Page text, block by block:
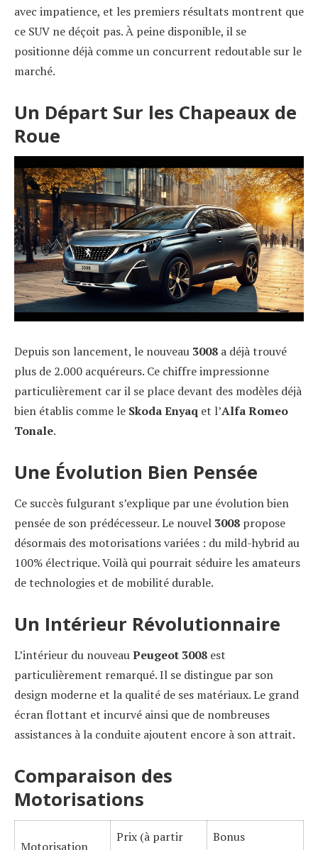
avec impatience, et les premiers résultats montrent que
ce SUV ne déçoit pas. À peine disponible, il se
positionne déjà comme un concurrent redoutable sur le
marché.
Un Départ Sur les Chapeaux de
Roue
Depuis son lancement, le nouveau 3008 a déjà trouvé
plus de 2.000 acquéreurs. Ce chiffre impressionne
particulièrement car il se place devant des modèles déjà
bien établis comme le Skoda Enyaq et l’Alfa Romeo
Tonale.
Une Évolution Bien Pensée
Ce succès fulgurant s’explique par une évolution bien
pensée de son prédécesseur. Le nouvel 3008 propose
désormais des motorisations variées : du mild-hybrid au
100% électrique. Voilà qui pourrait séduire les amateurs
de technologies et de mobilité durable.
Un Intérieur Révolutionnaire
L’intérieur du nouveauPeugeot 3008 est
particulièrement remarqué. Il se distingue par son
design moderne et la qualité de ses matériaux. Le grand
écran flottant et incurvé ainsi que de nombreuses
assistances à la conduite ajoutent encore à son attrait.
Comparaison des
Motorisations
Motorisation
Prix (à partir
Bonus